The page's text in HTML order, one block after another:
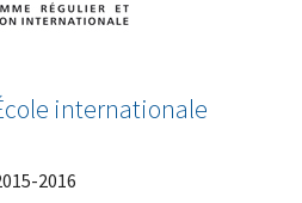
internationale
2016